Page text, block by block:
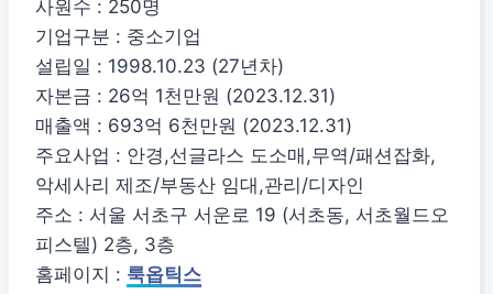
사원수 : 250명
기업구분 : 중소기업
설립일 : 1998.10.23 (27년차)
자본금 : 26억 1천만원 (2023.12.31)
매출액 : 693억 6천만원 (2023.12.31)
주요사업 : 안경,선글라스 도소매,무역/패션잡화,
악세사리 제조/부동산 임대,관리/디자인
주소 : 서울 서초구 서운로 19 (서초동, 서초월드오
피스텔) 2층, 3층
홈페이지 : 룩옵틱스